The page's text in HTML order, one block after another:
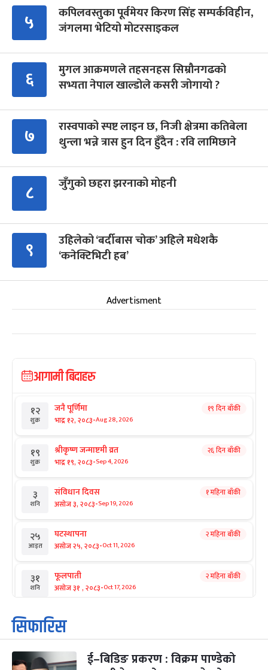
५
कपिलवस्तुका पूर्वमेयर किरण सिंह सम्पर्कविहीन,
जंगलमा भेटियो मोटरसाइकल
६
मुगल आक्रमणले तहसनहस सिम्रौनगढको
सभ्यता नेपाल खाल्डोले कसरी जोगायो ?
७
रास्वपाको स्पष्ट लाइन छ, निजी क्षेत्रमा कतिबेला
थुन्ला भन्ने त्रास हुन दिन हुँदैन : रवि लामिछाने
८ जुँगुको छहरा झरनाको मोहनी
९
उहिलेको ‘बर्दीबास चोक’ अहिले मधेशकै
‘कनेक्टिभिटी हब’
Advertisment
आगामी बिदाहरु
१२
शुक्र
जनै पूर्णिमा
भाद्र १२, २०८३-Aug 28, 2026
१९ दिन बाँकी
१९
शुक्र
श्रीकृष्ण जन्माष्टमी व्रत
भाद्र १९, २०८३-Sep 4, 2026
२६ दिन बाँकी
३
शनि
संविधान दिवस
असोज ३, २०८३-Sep 19, 2026
१ महिना बाँकी
२५
आइत
घटस्थापना
असोज २५, २०८३-Oct 11, 2026
२ महिना बाँकी
३१
शनि
फूलपाती
असोज ३१ , २०८३-Oct 17, 2026
२ महिना बाँकी
१
आइत
कार्तिक सङ्क्रान्ति
कार्तिक १, २०८३
३ महानवमी २ महिना बाँकी
सिफारिस
ई–बिडिङ प्रकरण : विक्रम पाण्डेको